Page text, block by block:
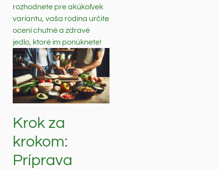
rozhodnete pre akúkoľvek
variantu, vaša rodina určite
ocení chutné a zdravé
jedlo, ktoré im ponúknete!
Krok za
krokom:
Príprava